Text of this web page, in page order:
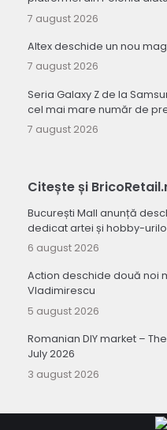
7 august 2026
Altex deschide un nou
7 august 2026
Seria Galaxy Z de la
cel mai mare număr de
7 august 2026
Citește și
București Mall anunță
dedicat artei și hobby-
6 august 2026
Action deschide două noi
Vladimirescu
5 august 2026
Romanian DIY market –
July 2026
3 august 2026